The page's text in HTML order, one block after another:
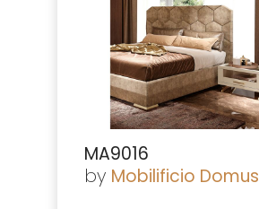
MA9016
by Mobilificio Domus